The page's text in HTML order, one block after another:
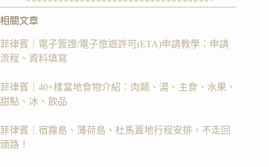
相關文章
菲律賓｜電子簽證/電子旅遊許可(ETA)申請教學：申請
流程、資料填寫
菲律賓｜40+樣當地食物介紹：肉類、湯、主食、水果、
甜點、冰、飲品
菲律賓｜宿霧島、薄荷島、杜馬蓋地行程安排，不走回
頭路！